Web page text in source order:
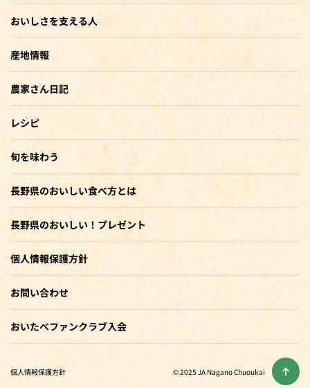
おいしさを支える人
産地情報
農家さん日記
レシピ
旬を味わう
長野県のおいしい食べ方とは
長野県のおいしい！プレゼント
個人情報保護方針
お問い合わせ
おいたべファンクラブ入会
個人情報保護方針 © 2025 JA Nagano Chuoukai